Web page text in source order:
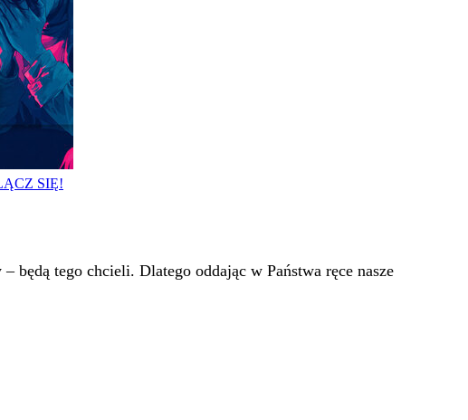
SIĘ!
tego chcieli. Dlatego oddając w Państwa ręce nasze